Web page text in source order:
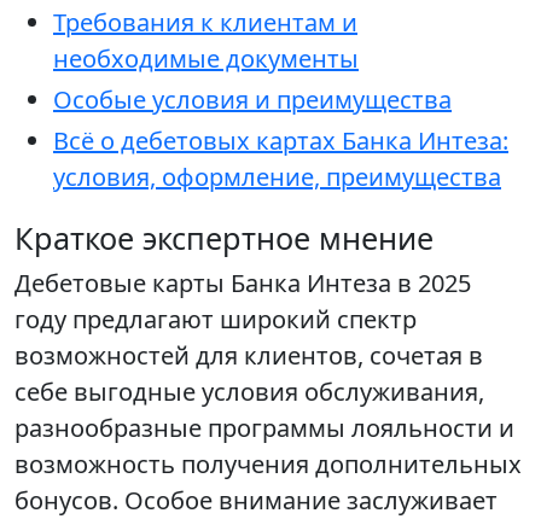
Требования к клиентам и
необходимые документы
Особые условия и преимущества
Всё о дебетовых картах Банка Интеза:
условия, оформление, преимущества
Краткое экспертное мнение
Дебетовые карты Банка Интеза в 2025
году предлагают широкий спектр
возможностей для клиентов, сочетая в
себе выгодные условия обслуживания,
разнообразные программы лояльности и
возможность получения дополнительных
бонусов. Особое внимание заслуживает